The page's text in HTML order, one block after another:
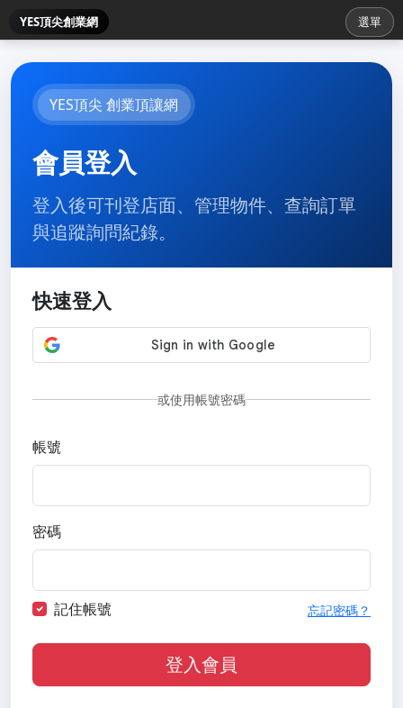
YES頂尖創業網 選單
YES頂尖 創業頂讓網
會員登入
登入後可刊登店面、管理物件、查詢訂單
與追蹤詢問紀錄。
快速登入
或使用帳號密碼
帳號
密碼
記住帳號 忘記密碼？
登入會員